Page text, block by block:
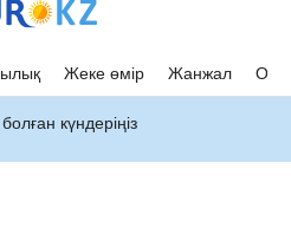
Жеке өмір Жанжал
күндеріңіз